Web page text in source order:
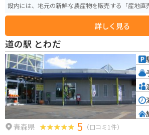
設内には、地元の新鮮な農産物を販売する「産地直
品である「南部鉄器」を扱うお店などがあります。 また、レストランでは、
地元産の食材を使った郷土料理や、岩手県産のブラ
た料理などが楽しめます。 バイクで訪れる場合、道の駅には広々とした駐車
場が完備されているので安心です。ツーリングの休
道の駅 石神の丘は、岩手町の魅力を満喫できるスポ
てください。
詳しく見る
道の駅 とわだ
青森県 5 （口コミ1件）